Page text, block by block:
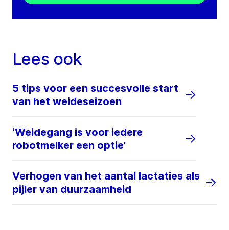
Lees ook
5 tips voor een succesvolle start
van het weideseizoen
‘Weidegang is voor iedere
robotmelker een optie’
Verhogen van het aantal lactaties als
pijler van duurzaamheid